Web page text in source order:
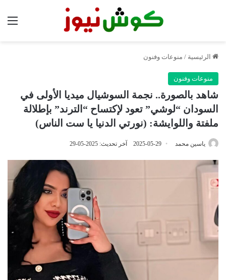
الرئيسية / منوعات وفنون
منوعات وفنون
شاهد بالصورة.. نجمة السوشيال ميديا الأولى في
السودان “لوشي” تعود لإكتساح “الترند” بإطلالة
ملفتة واللوايشة: (نورتي الدنيا يا ست الناس)
ياسين محمد 2025-05-29 آخر تحديث: 2025-05-29